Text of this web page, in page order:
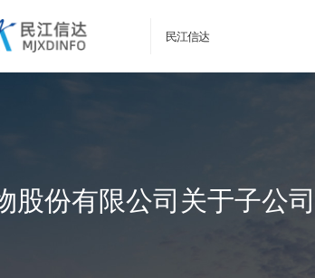
民江信达
股份有限公司关于子公